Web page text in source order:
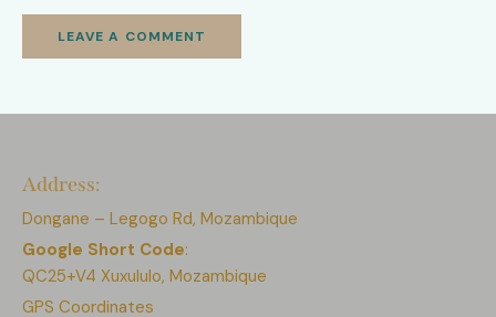
Address:
Dongane – Legogo Rd, Mozambique
Google Short Code:
QC25+V4 Xuxululo, Mozambique
GPS Coordinates